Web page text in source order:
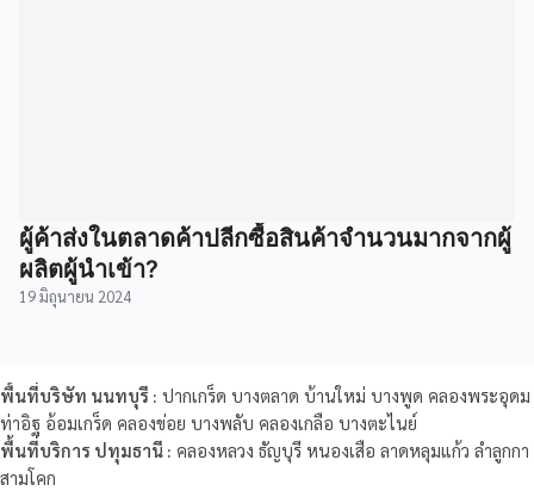
ผู้ค้าส่งในตลาดค้าปลีกซื้อสินค้าจำนวนมากจากผู้
ผลิตผู้นำเข้า?
19 มิถุนายน 2024
พื้นที่บริษัท นนทบุรี : ปากเกร็ด บางตลาด บ้านใหม่ บางพูด คลองพระอุดม
ท่าอิฐ อ้อมเกร็ด คลองข่อย บางพลับ คลองเกลือ บางตะไนย์
พื้นที่บริการ ปทุมธานี : คลองหลวง ธัญบุรี หนองเสือ ลาดหลุมแก้ว ลำลูกกา
สามโคก